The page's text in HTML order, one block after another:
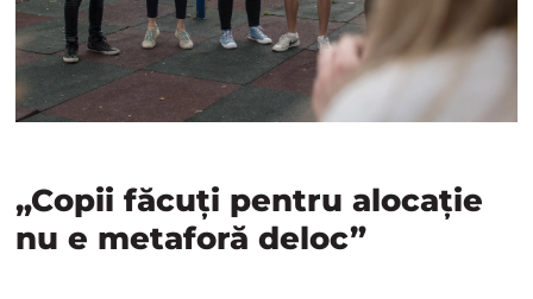
„Copii făcuți pentru alocație
nu e metaforă deloc”